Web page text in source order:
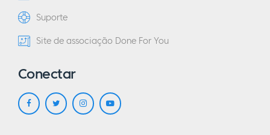
Suporte
Site de associação Done For You
Conectar